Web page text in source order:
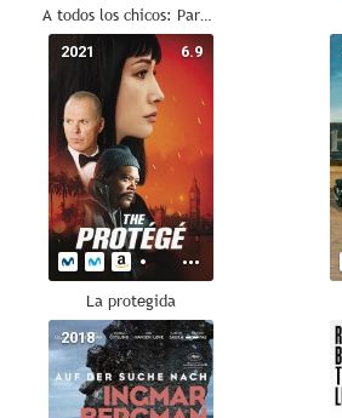
A todos los chicos: Para siempre
6.9
2021
La protegida
--
2018